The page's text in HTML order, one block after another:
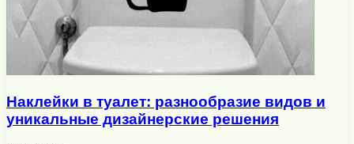
Наклейки в туалет: разнообразие видов и
уникальные дизайнерские решения